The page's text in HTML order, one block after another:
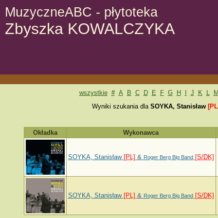
MuzyczneABC - płytoteka
Zbyszka KOWALCZYKA
wszystkie # A B C D E F G H J K L
Wyniki szukania dla SOYKA, Stanisław
Okładka Wykonawca
SOYKA, Stanisław [PL] & Roger Berg Big Band [S/DK]
SOYKA, Stanisław [PL] & Roger Berg Big Band [S/DK]